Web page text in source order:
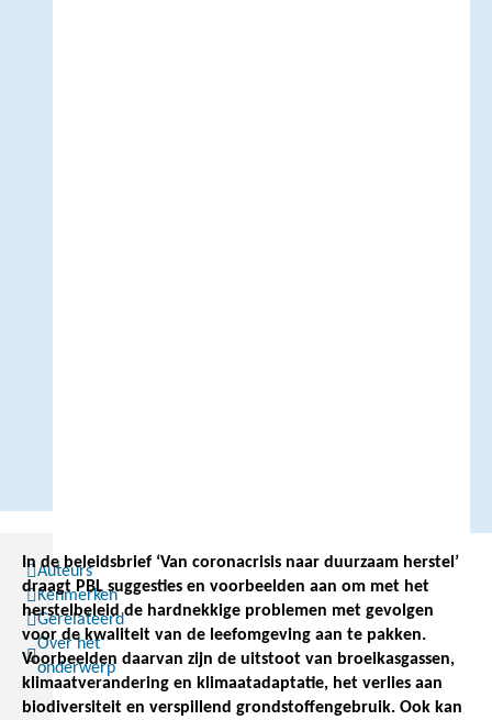
Auteurs
Kenmerken
Gerelateerd
Over het
onderwerp
In de beleidsbrief ‘Van coronacrisis naar duurzaam herstel’
draagt PBL suggesties en voorbeelden aan om met het
herstelbeleid de hardnekkige problemen met gevolgen
voor de kwaliteit van de leefomgeving aan te pakken.
Voorbeelden daarvan zijn de uitstoot van broeikasgassen,
klimaatverandering en klimaatadaptatie, het verlies aan
biodiversiteit en verspillend grondstoffengebruik. Ook kan